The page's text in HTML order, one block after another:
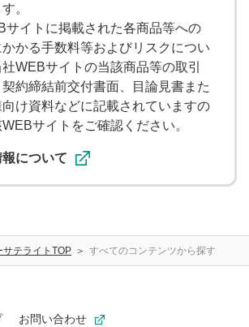
の個別株TREASURE HUNTER
クロウ先生
投信コラム
。
サイトに掲載された各商品等への
かかる手数料等およびリスクについ
WEBサイトの当該商品等の取引
契約締結前交付書面、目論見書また
け資料などに記載されていますの
サイトをご確認ください。
について
サテライトTOP すべてのコンテンツから探す
お問い合わせ